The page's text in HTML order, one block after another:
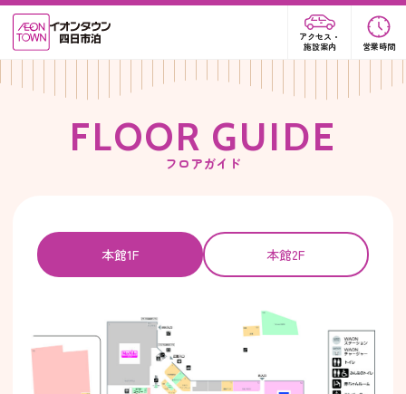
アクセス・
施設案内
営業時間
FLOOR GUIDE
フロアガイド
本館1F 本館2F